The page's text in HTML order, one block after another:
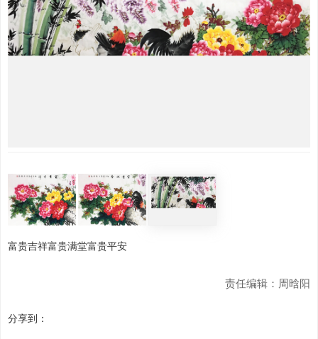
富贵吉祥富贵满堂富贵平安
责任编辑：周晗阳
分享到：